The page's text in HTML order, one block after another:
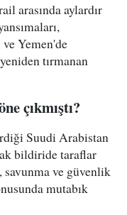
arasında aylardır
Yemen'de
tırmanan
çıkmıştı?
Suudi Arabistan
bildiride taraflar
ve güvenlik
mutabık